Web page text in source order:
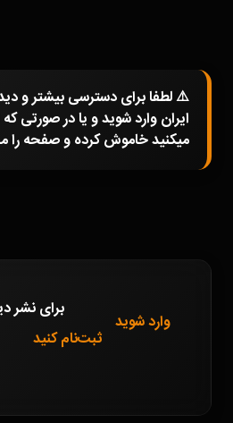
ایران وارد شوید و یا در صورتی
میکنید خاموش کرده و صفحه را
برای نشر
وارد شوید
ثبت‌نام کنید